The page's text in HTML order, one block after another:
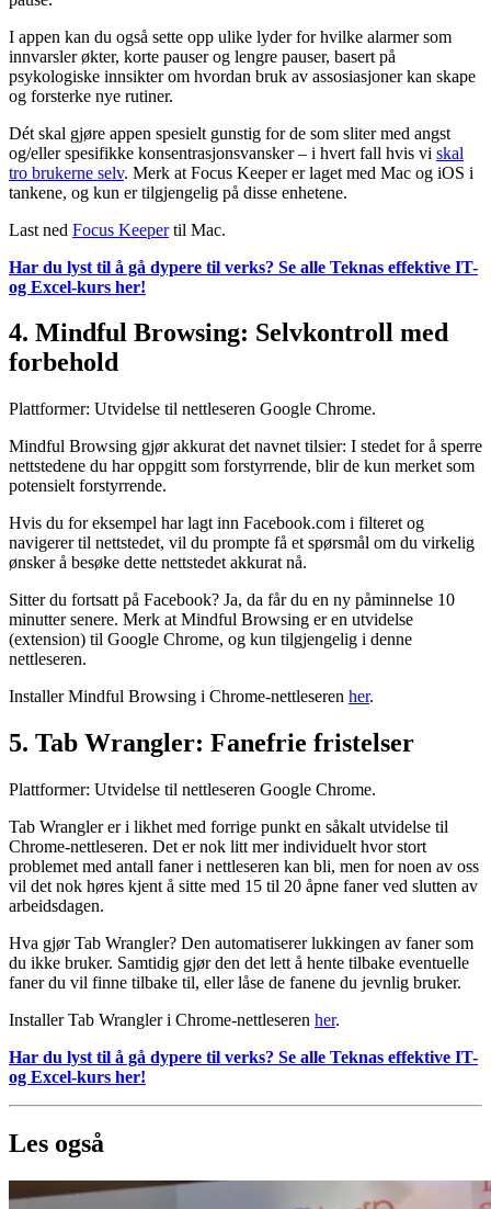
I appen kan du også sette opp ulike lyder for hvilke alarmer som
innvarsler økter, korte pauser og lengre pauser, basert på
psykologiske innsikter om hvordan bruk av assosiasjoner kan skape
og forsterke nye rutiner.
Dét skal gjøre appen spesielt gunstig for de som sliter med angst
og/eller spesifikke konsentrasjonsvansker – i hvert fall hvis vi skal
tro brukerne selv. Merk at Focus Keeper er laget med Mac og iOS i
tankene, og kun er tilgjengelig på disse enhetene.
Last ned Focus Keepertil Mac.
Har du lyst til å gå dypere til verks? Se alle Teknas effektive IT-
og Excel-kurs her!
4. Mindful Browsing: Selvkontroll med
forbehold
Plattformer: Utvidelse til nettleseren Google Chrome.
Mindful Browsing gjør akkurat det navnet tilsier: I stedet for å sperre
nettstedene du har oppgitt som forstyrrende, blir de kun merket som
potensielt forstyrrende.
Hvis du for eksempel har lagt inn Facebook.com i filteret og
navigerer til nettstedet, vil du prompte få et spørsmål om du virkelig
ønsker å besøke dette nettstedet akkurat nå.
Sitter du fortsatt på Facebook? Ja, da får du en ny påminnelse 10
minutter senere. Merk at Mindful Browsing er en utvidelse
(extension) til Google Chrome, og kun tilgjengelig i denne
nettleseren.
Installer Mindful Browsing i Chrome-nettleseren her.
5. Tab Wrangler: Fanefrie fristelser
Plattformer: Utvidelse til nettleseren Google Chrome.
Tab Wrangler er i likhet med forrige punkt en såkalt utvidelse til
Chrome-nettleseren. Det er nok litt mer individuelt hvor stort
problemet med antall faner i nettleseren kan bli, men for noen av oss
vil det nok høres kjent å sitte med 15 til 20 åpne faner ved slutten av
arbeidsdagen.
Hva gjør Tab Wrangler? Den automatiserer lukkingen av faner som
du ikke bruker. Samtidig gjør den det lett å hente tilbake eventuelle
faner du vil finne tilbake til, eller låse de fanene du jevnlig bruker.
Installer Tab Wrangler i Chrome-nettleseren her.
Har du lyst til å gå dypere til verks? Se alle Teknas effektive IT-
og Excel-kurs her!
Les også